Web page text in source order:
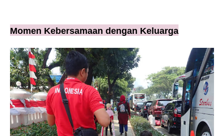
Momen Kebersamaan dengan Keluarga